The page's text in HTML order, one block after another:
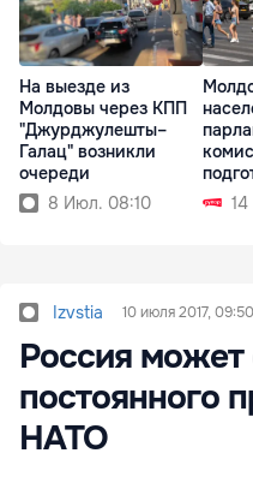
На выезде из
Молдовы через КПП
"Джурджулешты–
Галац" возникли
очереди
8 Июл. 08:10
для
Izvstia 10 июля 2017, 09:50
Россия может
постоянного
НАТО